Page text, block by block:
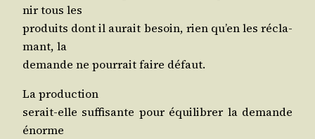
nir tous les
pro­duits dont il aurait besoin, rien qu’en les récla­
mant, la
demande ne pour­rait faire défaut.
La production
serait-elle suf­fi­sante pour équi­li­brer la demande
énorme